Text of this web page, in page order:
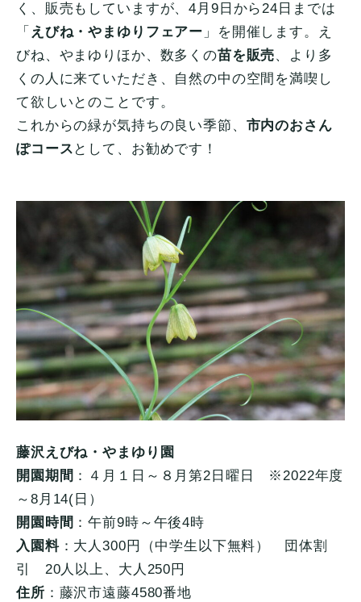
く、販売もしていますが、4月9日から24日までは
「 えびね・やまゆりフェアー 」を開催します。え
びね、やまゆりほか、数多くの苗を販売、より多
くの人に来ていただき、自然の中の空間を満喫し
て欲しいとのことです。
これからの緑が気持ちの良い季節、 市内のおさん
ぽコース として、お勧めです！
藤沢えびね・やまゆり園
開園期間 ：４月１日～８月第2日曜日 ※2022年度
～8月14(日）
開園時間 ：午前9時～午後4時
入園料：大人300円（中学生以下無料） 団体割
引 20人以上、大人250円
住所 ：藤沢市遠藤4580番地